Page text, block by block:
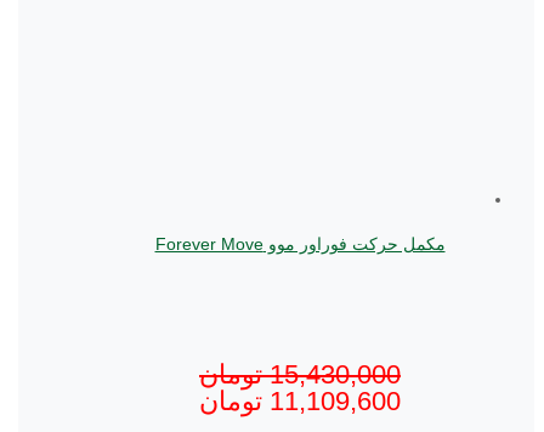
مکمل حرکت فوراور موو Forever Move
15,430,000 تومان
11,109,600 تومان